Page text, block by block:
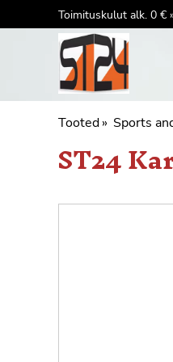
Toimituskulut alk. 0 €
Tooted‪» Sports
ST24